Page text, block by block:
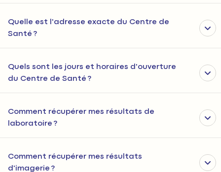
Quelle est l'adresse exacte du Centre de
Santé ?
Quels sont les jours et horaires d'ouverture
du Centre de Santé ?
Comment récupérer mes résultats de
laboratoire ?
Comment récupérer mes résultats
d'imagerie ?